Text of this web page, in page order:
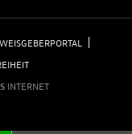
INTERNET